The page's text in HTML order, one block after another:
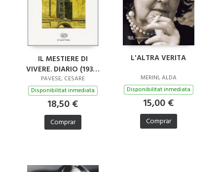
IL MESTIERE DI
VIVERE. DIARIO (1935-
1950)
PAVESE, CESARE
Disponibilitat inmediata
18,50 €
Comprar
L'ALTRA VERITA
MERINI, ALDA
Disponibilitat inmediata
15,00 €
Comprar